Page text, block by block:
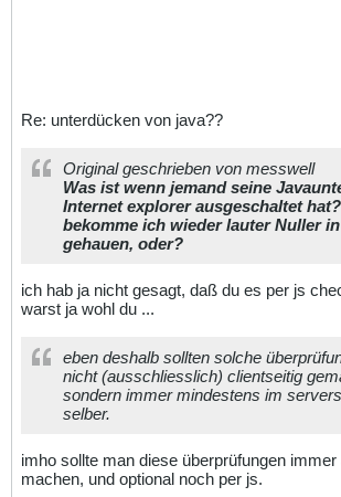
Re: unterdücken von java??
Original geschrieben von messwell
Was ist wenn jemand seine
Internet explorer ausgeschaltet
bekomme ich wieder lauter Nuller
gehauen, oder?
ich hab ja nicht gesagt, daß du es per js
warst ja wohl du ...
eben deshalb sollten solche
nicht (ausschliesslich) clientseitig
sondern immer mindestens im
selber.
imho sollte man diese überprüfungen
machen, und optional noch per js.